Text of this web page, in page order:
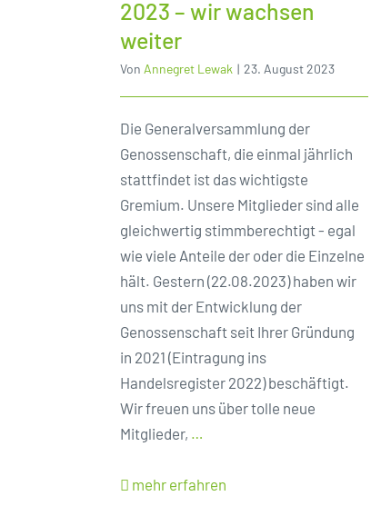
2023 – wir wachsen
weiter
Von Annegret Lewak | 23. August 2023
Die Generalversammlung der
Genossenschaft, die einmal jährlich
stattfindet ist das wichtigste
Gremium. Unsere Mitglieder sind alle
gleichwertig stimmberechtigt - egal
wie viele Anteile der oder die Einzelne
hält. Gestern (22.08.2023) haben wir
uns mit der Entwicklung der
Genossenschaft seit Ihrer Gründung
in 2021 (Eintragung ins
Handelsregister 2022) beschäftigt.
Wir freuen uns über tolle neue
Mitglieder, …
mehr erfahren